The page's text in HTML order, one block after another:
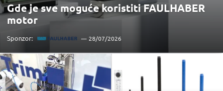
Gde je sve moguće koristiti FAULHABER
motor
Sponzor: 28/07/2026